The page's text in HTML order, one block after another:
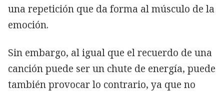
una repetición que da forma al músculo de la
emoción.
Sin embargo, al igual que el recuerdo de una
canción puede ser un chute de energía, puede
también provocar lo contrario, ya que no